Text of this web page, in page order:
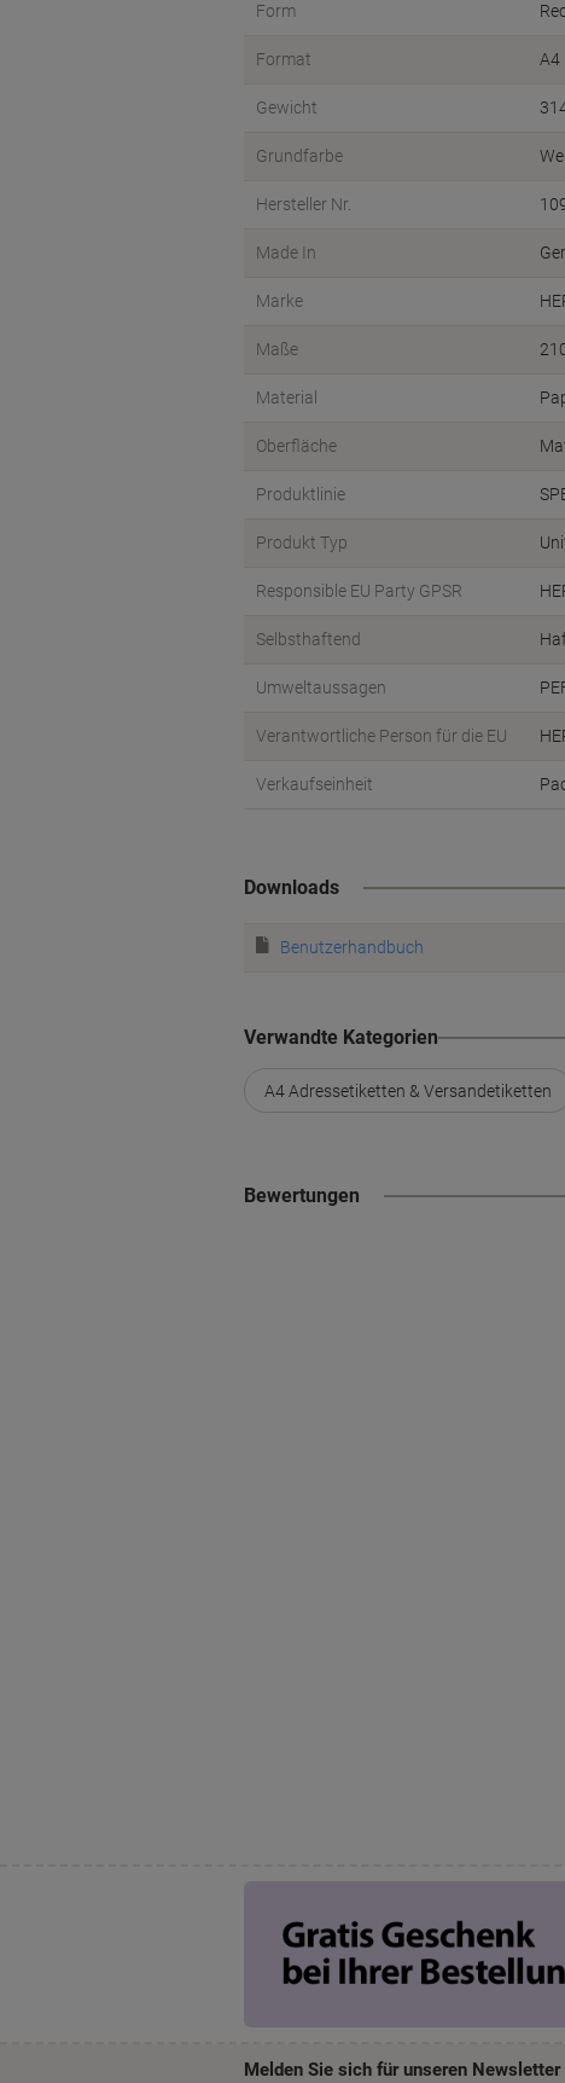
Form
Format A4
Gewicht
Grundfarbe
Hersteller Nr.
Made In
Marke
Maße
Material
Oberfläche
Produktlinie
Produkt Typ
Responsible EU Party GPSR
Selbsthaftend
Umweltaussagen
Verantwortliche Person für die EU
Verkaufseinheit
Downloads
Benutzerhandbuch
Verwandte Kategorien
A4 Adressetiketten & Versandetiketten
Bewertungen